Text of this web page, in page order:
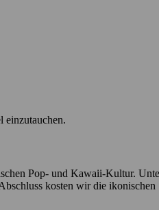
einzutauchen.
Pop- und Kawaii-Kultur.
kosten wir die